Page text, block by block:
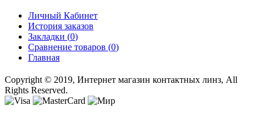
Личный Кабинет
История заказов
Закладки (0)
Сравнение товаров (0)
Главная
Copyright © 2019, Интернет магазин контактных линз, All
Rights Reserved.